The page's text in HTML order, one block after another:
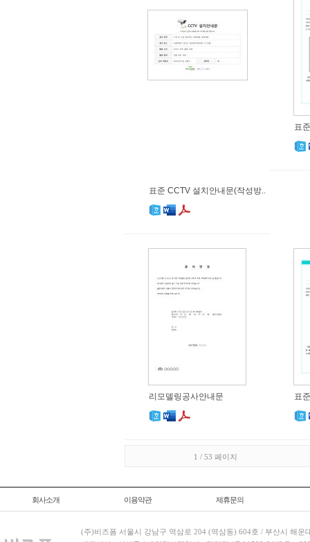
표준 CCTV 설치안내문(작성방..
표
리모델링공사안내문 표
1 / 53 페이지
회사소개 이용약관 제휴문의
(주)비즈폼 서울시 강남구 역삼로 204 (역삼동) 604호 / 부산시 해운